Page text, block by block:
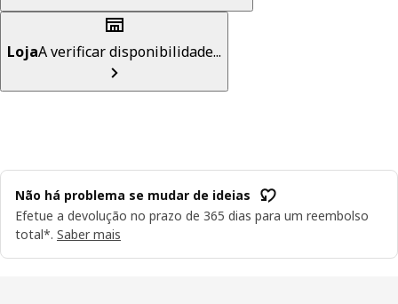
LojaA verificar disponibilidade...
Não há problema se mudar de ideias
Efetue a devolução no prazo de 365 dias para um reembolso
total*. Saber mais